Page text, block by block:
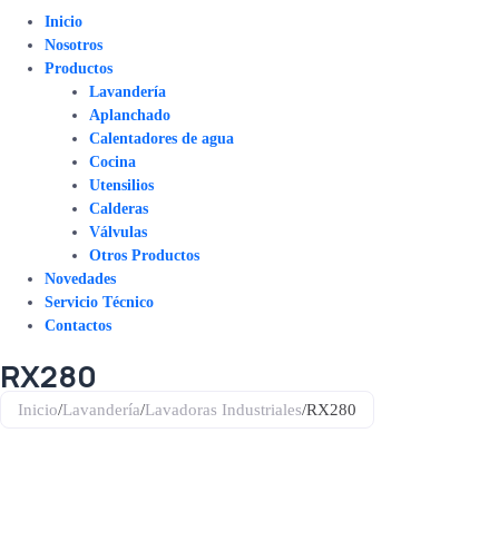
Inicio
Nosotros
Productos
Lavandería
Aplanchado
Calentadores de agua
Cocina
Utensilios
Calderas
Válvulas
Otros Productos
Novedades
Servicio Técnico
Contactos
RX280
Inicio/Lavandería/Lavadoras Industriales/RX280